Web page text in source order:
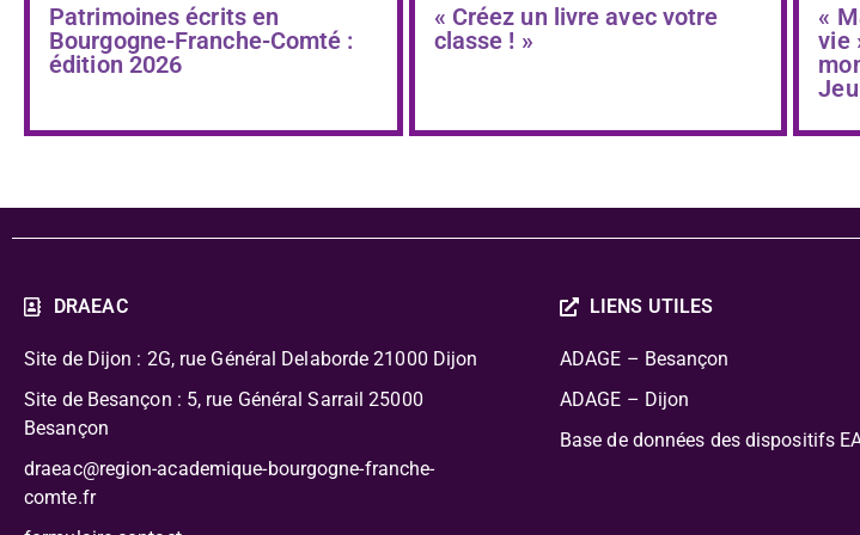
Patrimoines écrits en
Bourgogne-Franche-Comté :
édition 2026
« Créez un livre avec votre
classe ! »
«
vie
DRAEAC
Site de Dijon : 2G, rue Général Delaborde 21000 Dijon
Site de Besançon : 5, rue Général Sarrail 25000
Besançon
draeac@region-academique-bourgogne-franche-
comte.fr
LIENS UTILES
ADAGE – Besançon
ADAGE – Dijon
Base de données des dispositifs